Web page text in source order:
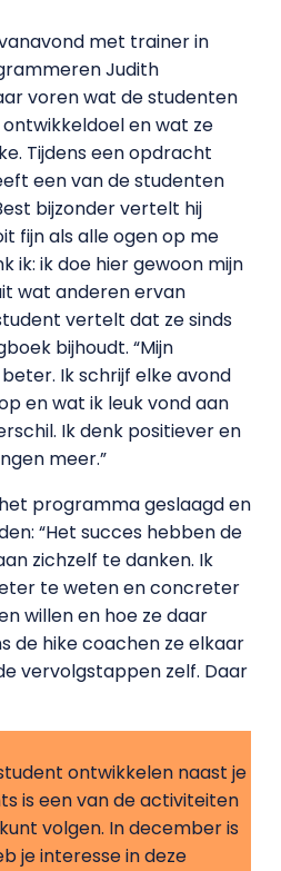
met trainer in
Judith
voren wat de studenten
en wat ze
Tijdens een opdracht
een van de studenten
bijzonder vertelt hij
fijn als alle ogen op me
ik: ik doe hier gewoon mijn
wat anderen ervan
vertelt dat ze sinds
bijhoudt. “Mijn
Ik schrijf elke avond
en wat ik leuk vond aan
Ik denk positiever en
meer.”
programma geslaagd en
“Het succes hebben de
zichzelf te danken. Ik
te weten en concreter
willen en hoe ze daar
de hike coachen ze elkaar
vervolgstappen zelf. Daar
ontwikkelen naast je
is een van de activiteiten
volgen. In december is
je interesse in deze